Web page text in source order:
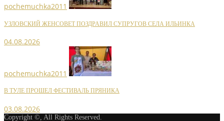
pochemuchka2011
УЗЛОВСКИЙ ЖЕНСОВЕТ ПОЗДРАВИЛ СУПРУГОВ СЕЛА ИЛЬИНКА
04.08.2026
pochemuchka2011
В ТУЛЕ ПРОШЕЛ ФЕСТИВАЛЬ ПРЯНИКА
03.08.2026
Copyright ©, All Rights Reserved.